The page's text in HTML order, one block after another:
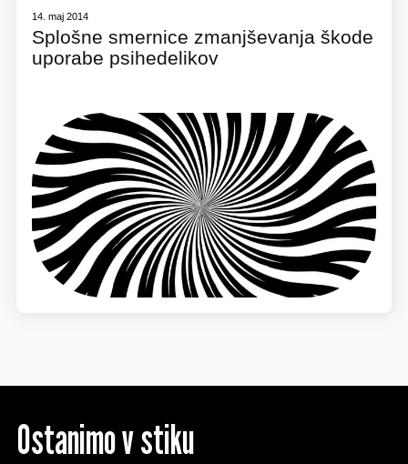
14. maj 2014
Splošne smernice zmanjševanja škode
uporabe psihedelikov
Ostanimo v stiku